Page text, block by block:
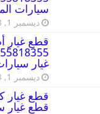
سيارات
ديسمبر 1, 2023
غيار
ديسمبر 1, 2023
قطع غيار